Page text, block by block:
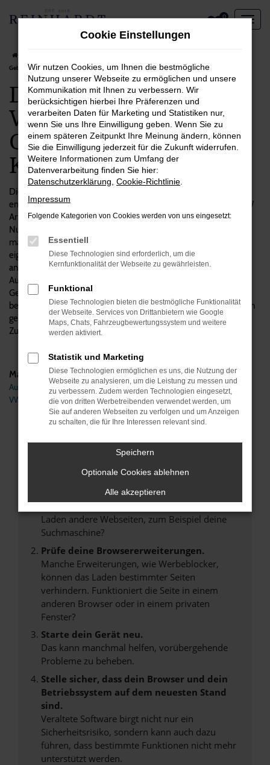
Zum
0
Gebrauchtwagen in Köln
Das spricht für einen
VW Arteon
Gebrauchtwagen in
Köln
Die Entscheidung zugunsten eines Autos ist immer zugleich
emotional wie vom Verstand geprägt. Das gilt auch für unsere VW
Arteon Gebrauchtwagen, die einerseits einen hohen praktischen
Nutzen aufweisen, andererseits aber auch eine Menge Spaß
machen. Wenn Sie viel in Köln und Umgebung unterwegs sind,
eignet sich dieses Modell ausgezeichnet und überzeugt unter
anderem durch seine Langlebigkeit und Qualität. Bei Reinhardt
Automobile verstehen wir uns als Experten für VW
Gebrauchtwagen, was natürlich auch den Arteon einschließt. Wir
beraten kompetent und vom Hersteller unabhängig, beantworten
gerne Ihre Fragen und übernehmen auf Wunsch auch den
Zulassungsservice und die Lieferung direkt zu Ihnen nach Köln.
Marken
Audi
VW
Beim Laden ist ein Fehler aufgetreten.
Hier sind ein paar Tipps, die dir helfen können:
Überprüfe deine Firewall und deine
Internetverbindung.
Laden andere Webseiten, zum Beispiel deine
Suchmaschine?
Prüfe deine Browsererweiterungen.
Manche Erweiterungen, wie Werbeblocker,
können das Laden bestimmter Seiten
verhindern. Funktioniert die Seite in einem
anderen Browser oder in einem privaten
Fenster?
Starte dein Gerät neu.
Das kann manchmal helfen, vorübergehende
Probleme zu beheben.
Stelle sicher, dass dein Browser und dein
Betriebssystem auf dem neuesten Stand
sind.
Veraltete Software birgt nicht nur ein
Sicherheitsrisiko, sondern kann auch dazu
führen, dass bestimmte Funktionen nicht mehr
unterstützt werden.
Cookie Einstellungen
Wir nutzen Cookies, um Ihnen die bestmögliche
Nutzung unserer Webseite zu ermöglichen und unsere
Kommunikation mit Ihnen zu verbessern. Wir
berücksichtigen hierbei Ihre Präferenzen und
verarbeiten Daten für Marketing und Statistiken nur,
wenn Sie uns Ihre Einwilligung geben. Wenn Sie zu
einem späteren Zeitpunkt Ihre Meinung ändern, können
Sie die Einwilligung jederzeit für die Zukunft widerrufen.
Weitere Informationen zum Umfang der
Datenverarbeitung finden Sie hier:
Datenschutzerklärung Cookie-Richtlinie
Impressum
Folgende Kategorien von Cookies werden von uns eingesetzt:
Essentiell
Diese Technologien sind erforderlich, um die
Kernfunktionalität der Webseite zu gewährleisten.
Funktional
Diese Technologien bieten die bestmögliche Funktionalität
der Webseite. Services von Drittanbietern wie Google
Maps, Chats, Fahrzeugbewertungssystem und weitere
werden aktiviert.
Statistik und Marketing
Diese Technologien ermöglichen es uns, die Nutzung der
Webseite zu analysieren, um die Leistung zu messen und
zu verbessern. Zudem werden Technologien eingesetzt,
die von dritten Werbetreibenden verwendet werden, um
Sie auf anderen Webseiten zu verfolgen und um Anzeigen
zu schalten, die für Ihre Interessen relevant sind.
Speichern
Optionale Cookies ablehnen
Alle akzeptieren